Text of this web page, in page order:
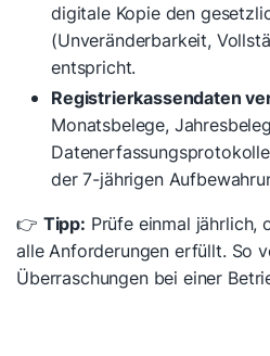
digitale Kopie den
(Unveränderbarkeit,
entspricht.
Registrierkassendaten
Monatsbelege,
der 7-jährigen
👉 Tipp: Prüfe einmal jährlich,
alle Anforderungen erfüllt. So
Überraschungen bei einer